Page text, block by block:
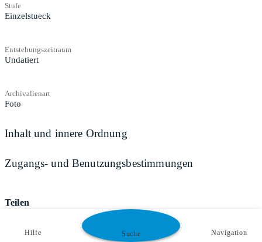
Stufe
Einzelstueck
Entstehungszeitraum
Undatiert
Archivalienart
Foto
Inhalt und innere Ordnung
Zugangs- und Benutzungsbestimmungen
Teilen
Hilfe Suche Navigation